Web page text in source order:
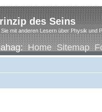
des Seins
mit anderen Lesern über Physik und
Home Sitemap